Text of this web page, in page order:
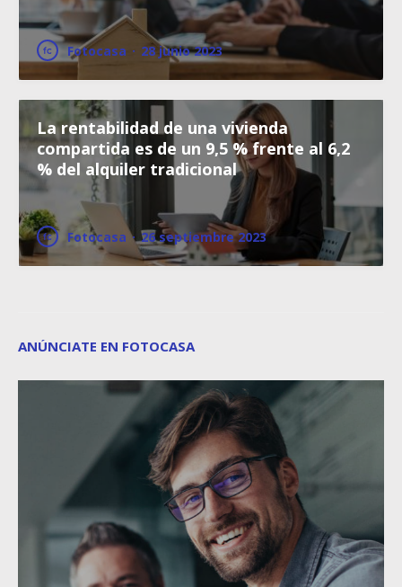
Fotocasa · 28 junio 2023
La rentabilidad de una vivienda
compartida es de un 9,5 % frente al 6,2
% del alquiler tradicional
Fotocasa · 26 septiembre 2023
ANÚNCIATE EN FOTOCASA